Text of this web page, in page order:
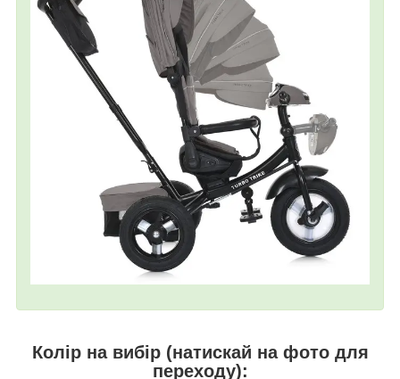
Колір на вибір (натискай на фото для
переходу):